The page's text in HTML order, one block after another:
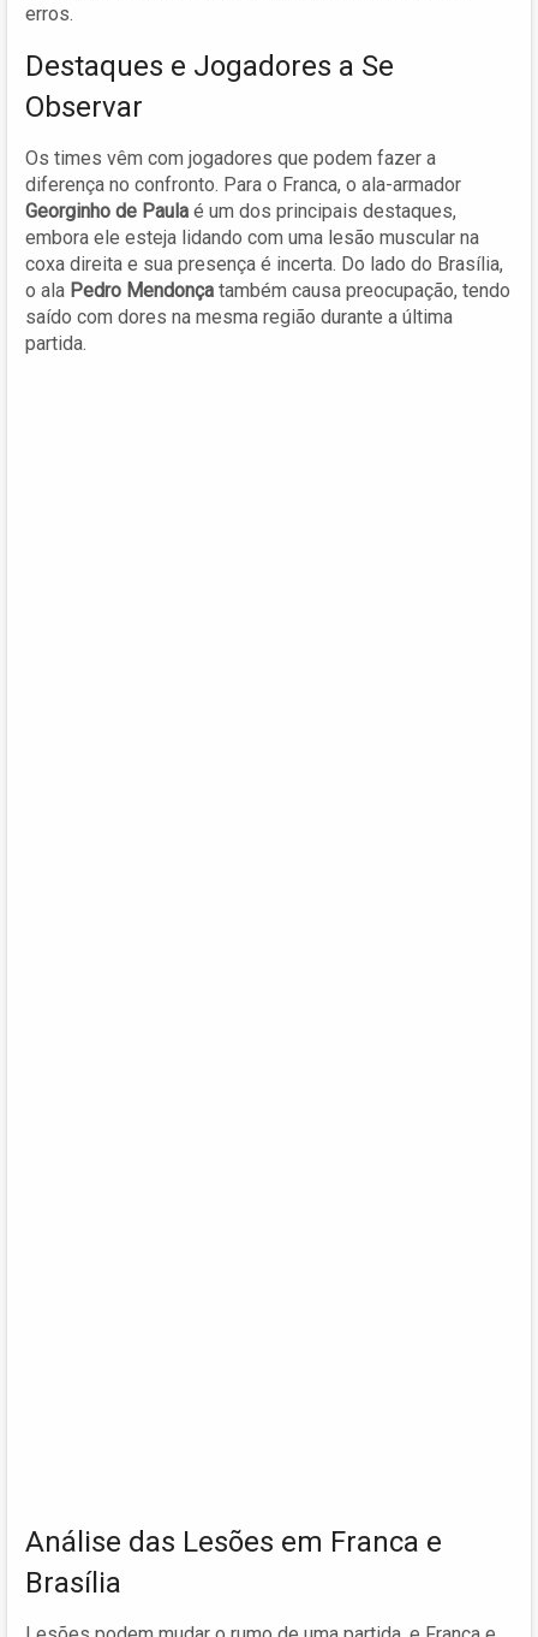
erros.
Destaques e Jogadores a Se
Observar
Os times vêm com jogadores que podem fazer a
diferença no confronto. Para o Franca, o ala-armador
Georginho de Paula é um dos principais destaques,
embora ele esteja lidando com uma lesão muscular na
coxa direita e sua presença é incerta. Do lado do Brasília,
o ala Pedro Mendonça também causa preocupação, tendo
saído com dores na mesma região durante a última
partida.
Análise das Lesões em Franca e
Brasília